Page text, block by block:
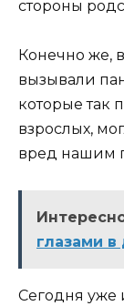
стороны
Конечно же,
вызывали
которые так
взрослых,
вред нашим
глазами
Сегодня уже